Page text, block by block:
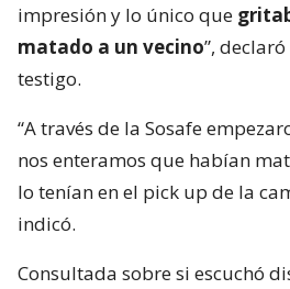
impresión y lo único que
matado a un vecino”, declaró
testigo.
“A través de la Sosafe
nos enteramos que habían
lo tenían en el pick up de la
indicó.
Consultada sobre si escuchó